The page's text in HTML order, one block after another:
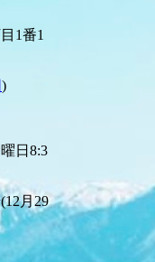
1番1
)
日8:3
月29